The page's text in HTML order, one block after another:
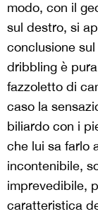
modo, con il
sul destro, si
conclusione
dribbling è
fazzoletto di
caso la
biliardo con i
che lui sa farlo
incontenibile,
imprevedibile,
caratteristica